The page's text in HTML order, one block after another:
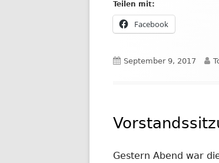
Teilen mit:
Facebook
neuem
öffnen
Veröffentlicht
September 9, 2017
Gestern Abend war